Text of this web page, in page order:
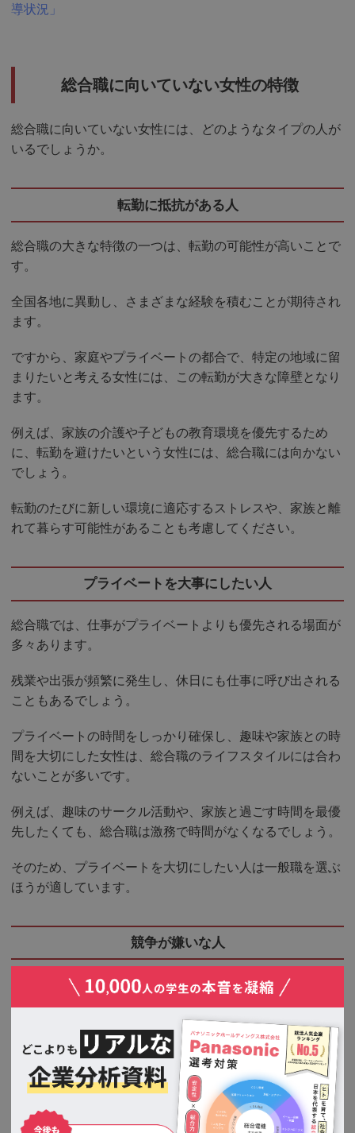
導状況」
総合職に向いていない女性の特徴
総合職に向いていない女性には、どのようなタイプの人が
いるでしょうか。
転勤に抵抗がある人
総合職の大きな特徴の一つは、転勤の可能性が高いことで
す。
全国各地に異動し、さまざまな経験を積むことが期待され
ます。
ですから、家庭やプライベートの都合で、特定の地域に留
まりたいと考える女性には、この転勤が大きな障壁となり
ます。
例えば、家族の介護や子どもの教育環境を優先するため
に、転勤を避けたいという女性には、総合職には向かない
でしょう。
転勤のたびに新しい環境に適応するストレスや、家族と離
れて暮らす可能性があることも考慮してください。
プライベートを大事にしたい人
総合職では、仕事がプライベートよりも優先される場面が
多々あります。
残業や出張が頻繁に発生し、休日にも仕事に呼び出される
こともあるでしょう。
プライベートの時間をしっかり確保し、趣味や家族との時
間を大切にした女性は、総合職のライフスタイルには合わ
ないことが多いです。
例えば、趣味のサークル活動や、家族と過ごす時間を最優
先したくても、総合職は激務で時間がなくなるでしょう。
そのため、プライベートを大切にしたい人は一般職を選ぶ
ほうが適しています。
競争が嫌いな人
総合職には、成果を求められる競争が常に存在します。
業績評価や昇進のための競争が厳しく、プレッシャーが大
きい環境で働くことが求められます。
このような競争環境が苦手な方や、ストレスを感じやすい
方には、総合職は向かないでしょう。